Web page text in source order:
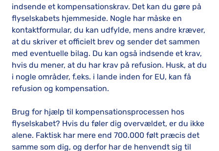
indsende et kompensationskrav. Det kan du gøre på
flyselskabets hjemmeside. Nogle har måske en
kontaktformular, du kan udfylde, mens andre kræver,
at du skriver et officielt brev og sender det sammen
med eventuelle bilag. Du kan også indsende et krav,
hvis du mener, at du har krav på refusion. Husk, at du
i nogle områder, f.eks. i lande inden for EU, kan få
refusion og kompensation.
Brug for hjælp til kompensationsprocessen hos
flyselskabet? Hvis du føler dig overvældet, er du ikke
alene. Faktisk har mere end 700.000 følt præcis det
samme som dig, og derfor har de henvendt sig til